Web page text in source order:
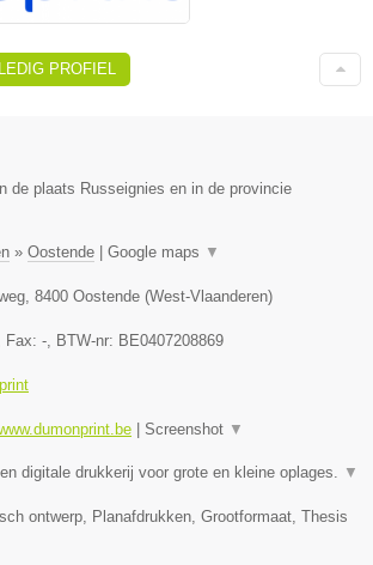
PROFIEL
de plaats Russeignies en in de provincie
» Oostende Google maps ▼
8400 Oostende (West-Vlaanderen)
, Fax: - , BTW-nr: BE0407208869
Screenshot ▼
digitale drukkerij voor grote en kleine oplages. ▼
ontwerp, Planafdrukken, Grootformaat, Thesis